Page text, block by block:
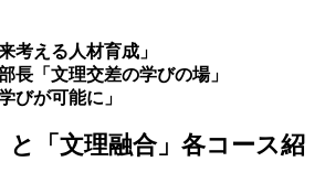
考える人材育成」
長「文理交差の学びの場」
びが可能に」
と「文理融合」各コース紹